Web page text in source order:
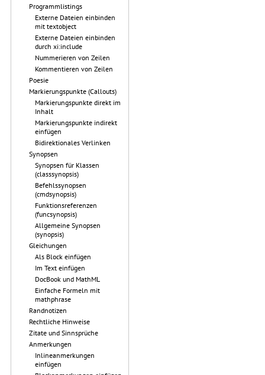
Programmlistings
Externe Dateien einbinden
mit textobject
Externe Dateien einbinden
durch xi:include
Nummerieren von Zeilen
Kommentieren von Zeilen
Poesie
Markierungspunkte (Callouts)
Markierungspunkte direkt im
Inhalt
Markierungspunkte indirekt
einfügen
Bidirektionales Verlinken
Synopsen
Synopsen für Klassen
(classsynopsis)
Befehlssynopsen
(cmdsynopsis)
Funktionsreferenzen
(funcsynopsis)
Allgemeine Synopsen
(synopsis)
Gleichungen
Als Block einfügen
Im Text einfügen
DocBook und MathML
Einfache Formeln mit
mathphrase
Randnotizen
Rechtliche Hinweise
Zitate und Sinnsprüche
Anmerkungen
Inlineanmerkungen
einfügen